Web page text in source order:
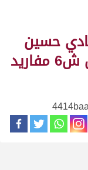
حسين
البريدي_سباق المحلي الأول ش6 مفاريد